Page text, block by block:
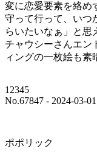
変に恋愛要素を絡め
守って行って、いつ
らいたいなぁ」と思
チャウシーさんエン
ィングの一枚絵も素
12345
No.67847 - 2024-03-
ポポリック